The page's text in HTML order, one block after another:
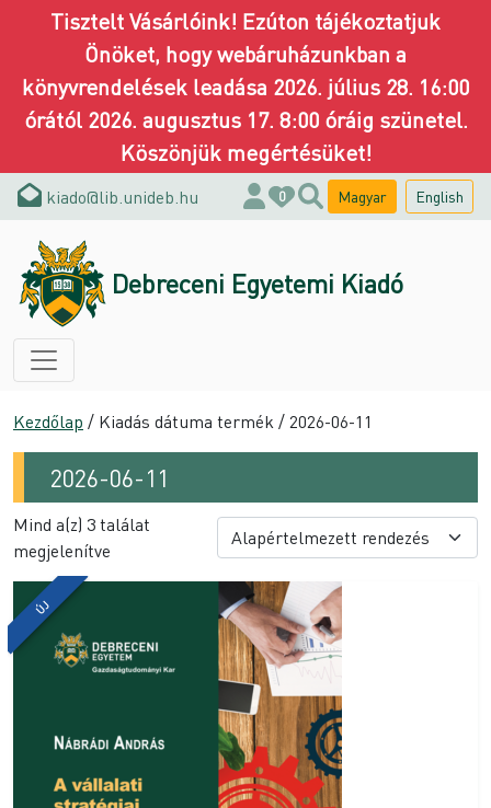
Tisztelt Vásárlóink! Ezúton tájékoztatjuk
Önöket, hogy webáruházunkban a
könyvrendelések leadása 2026. július 28. 16:00
órától 2026. augusztus 17. 8:00 óráig szünetel.
Köszönjük megértésüket!
kiado@lib.unideb.hu 0 Magyar English
Debreceni Egyetemi Kiadó
Kezdőlap / Kiadás dátuma termék / 2026-06-11
2026-06-11
Mind a(z) 3 találat
megjelenítve
ÚJ